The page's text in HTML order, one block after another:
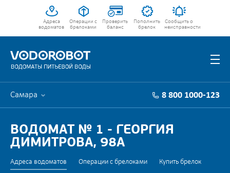
Адреса
водоматов
Операции с
брелоками
Проверить
баланс
Пополнить
брелок
Сообщить о
неисправности
Самара 8 800 1000-123
ВОДОМАТ № 1 - ГЕОРГИЯ
ДИМИТРОВА, 98А
Адреса водоматов Операции с брелоками Купить брелок